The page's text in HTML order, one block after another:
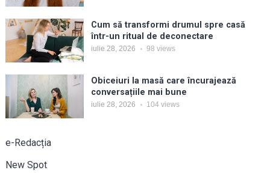
Cum să transformi drumul spre casă
într-un ritual de deconectare
iulie 28, 2026 98 views
Obiceiuri la masă care încurajează
conversațiile mai bune
iulie 28, 2026 104 views
e-Redacția
New Spot